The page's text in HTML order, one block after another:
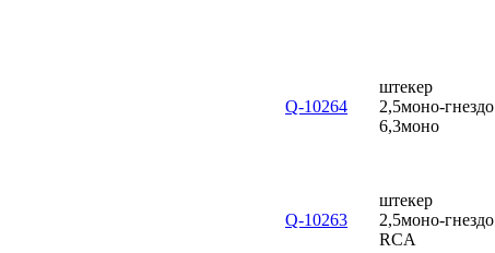
Q-10264
штекер
2,5моно-гнездо
6,3моно
Q-10263
штекер
2,5моно-гнездо
RCA